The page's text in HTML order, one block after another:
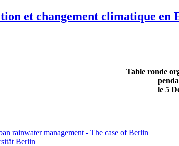
et changement climatique en
Table ronde
le 5
rainwater management - The case of Berlin
Berlin